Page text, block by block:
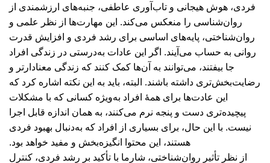
فردی، هوش هیجانی و تاب‌آوری عاطفی، جنبه‌های ارزشمندی از
روان‌شناسی را منعکس می‌کند. این مهارت‌ها از نظر علمی و
روان‌شناختی، پایه‌های اساسی برای رشد فردی و افزایش قدرت
روانی به حساب می‌آیند. اگر این عادات به‌درستی در زندگی افراد
جا بیفتند، می‌توانند به آن‌ها کمک کنند که زندگی معنادارتر و
رضایت‌بخش‌تری داشته باشند. البته، باید به این نکته اشاره کرد که
این عادت‌ها برای همۀ افراد به‌ویژه کسانی که با مشکلات
پیچیده‌تری دست و پنجه نرم می‌کنند، به همان اندازه قابل اجرا
نیست. با این حال، برای بسیاری از افراد که به‌دنبال بهبود فردی
هستند، این محتوا انگیزه‌بخش و مفید خواهد بود.
از نظر تأثیر روان‌شناختی، شارما با تأکید بر رشد فردی، کنترل